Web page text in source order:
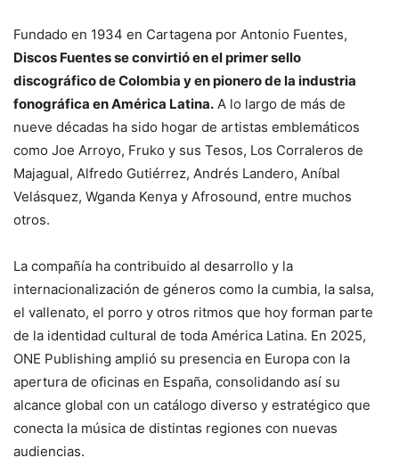
Fundado en 1934 en Cartagena por Antonio Fuentes,
Discos Fuentes se convirtió en el primer sello
discográfico de Colombia y en pionero de la industria
fonográfica en América Latina. A lo largo de más de
nueve décadas ha sido hogar de artistas emblemáticos
como Joe Arroyo, Fruko y sus Tesos, Los Corraleros de
Majagual, Alfredo Gutiérrez, Andrés Landero, Aníbal
Velásquez, Wganda Kenya y Afrosound, entre muchos
otros.
La compañía ha contribuido al desarrollo y la
internacionalización de géneros como la cumbia, la salsa,
el vallenato, el porro y otros ritmos que hoy forman parte
de la identidad cultural de toda América Latina. En 2025,
ONE Publishing amplió su presencia en Europa con la
apertura de oficinas en España, consolidando así su
alcance global con un catálogo diverso y estratégico que
conecta la música de distintas regiones con nuevas
audiencias.